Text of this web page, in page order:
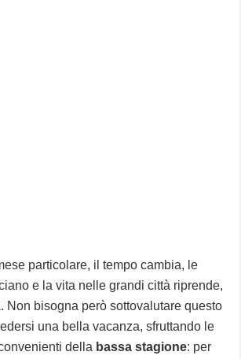
particolare, il tempo cambia, le
e la vita nelle grandi città riprende,
Non bisogna però sottovalutare questo
una bella vacanza, sfruttando le
della bassa stagione: per